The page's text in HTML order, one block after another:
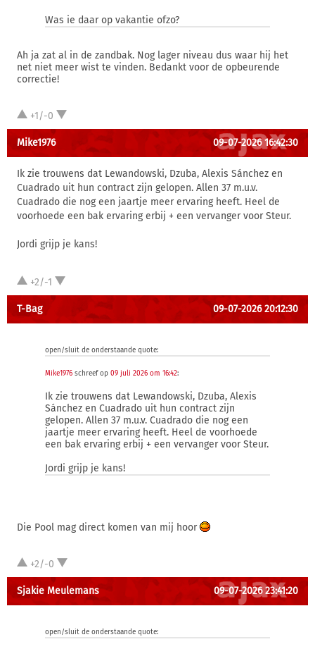
Was ie daar op vakantie ofzo?
Ah ja zat al in de zandbak. Nog lager niveau dus waar hij het
net niet meer wist te vinden. Bedankt voor de opbeurende
correctie!
+1/-0
Mike1976 09-07-2026 16:42:30
Ik zie trouwens dat Lewandowski, Dzuba, Alexis Sánchez en
Cuadrado uit hun contract zijn gelopen. Allen 37 m.u.v.
Cuadrado die nog een jaartje meer ervaring heeft. Heel de
voorhoede een bak ervaring erbij + een vervanger voor Steur.
Jordi grijp je kans!
+2/-1
T-Bag 09-07-2026 20:12:30
open/sluit de onderstaande quote:
Mike1976 schreef op 09 juli 2026 om 16:42:
Ik zie trouwens dat Lewandowski, Dzuba, Alexis
Sánchez en Cuadrado uit hun contract zijn
gelopen. Allen 37 m.u.v. Cuadrado die nog een
jaartje meer ervaring heeft. Heel de voorhoede
een bak ervaring erbij + een vervanger voor Steur.
Jordi grijp je kans!
Die Pool mag direct komen van mij hoor
+2/-0
Sjakie Meulemans 09-07-2026 23:41:20
open/sluit de onderstaande quote: